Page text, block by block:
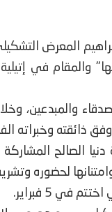
المعرض
في إتيلية
والمبدعين،
ذائقته وخبراته
دنيا الصالح
لحضوره
في 5 فبراير.